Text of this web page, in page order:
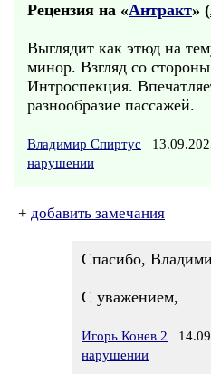
Рецензия на «Антракт» (
Выглядит как этюд на
минор. Взгляд со
Интроспекция.
разнообразие пассажей.
Владимир Спиртус
нарушении
+ добавить замечания
Спасибо,
С уважением,
Игорь Конев 2
нарушении